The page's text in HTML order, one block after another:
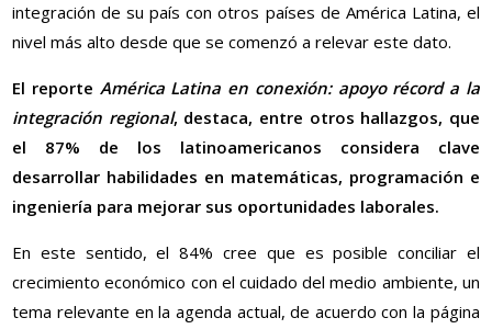
integración de su país con otros países de América Latina, el
nivel más alto desde que se comenzó a relevar este dato.
El reporte América Latina en conexión: apoyo récord a la
integración regional, destaca, entre otros hallazgos, que
el 87% de los latinoamericanos considera clave
desarrollar habilidades en matemáticas, programación e
ingeniería para mejorar sus oportunidades laborales.
En este sentido, el 84% cree que es posible conciliar el
crecimiento económico con el cuidado del medio ambiente, un
tema relevante en la agenda actual, de acuerdo con la página